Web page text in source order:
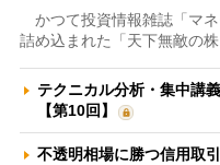
かつて投資情報雑誌「マ
詰め込まれた「天下無敵の
テクニカル分析・集中講
【第10回】
不透明相場に勝つ信用取